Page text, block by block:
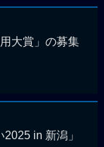
大賞」の募集
in 新潟」